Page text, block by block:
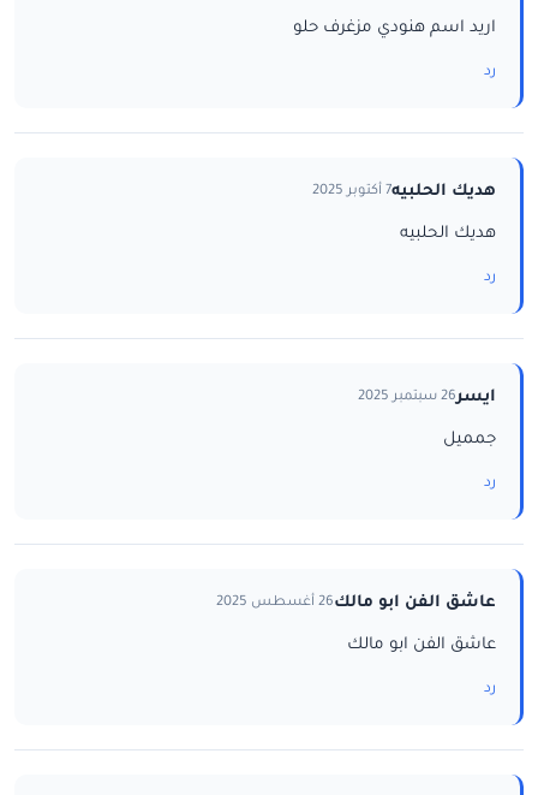
اريد اسم هنودي مزغرف حلو
رد
هديك الحلبيه7 أكتوبر 2025
هديك الحلبيه
رد
ايسر26 سبتمبر 2025
جمميل
رد
عاشق الفن ابو مالك26 أغسطس 2025
عاشق الفن ابو مالك
رد